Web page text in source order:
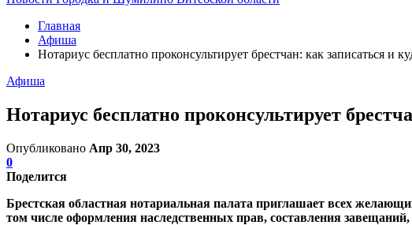
Главная
Афиша
Нотариус бесплатно проконсультирует брестчан: как записаться и
Афиша
Нотариус бесплатно проконсультирует
Опубликовано Апр 30, 2023
0
Поделится
Брестская областная нотариальная палата приглашает всех
том числе оформления наследственных прав, составления